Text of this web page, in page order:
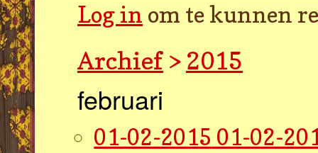
Log in om te kunnen
Archief > 2015
februari
01-02-2015 01-02-